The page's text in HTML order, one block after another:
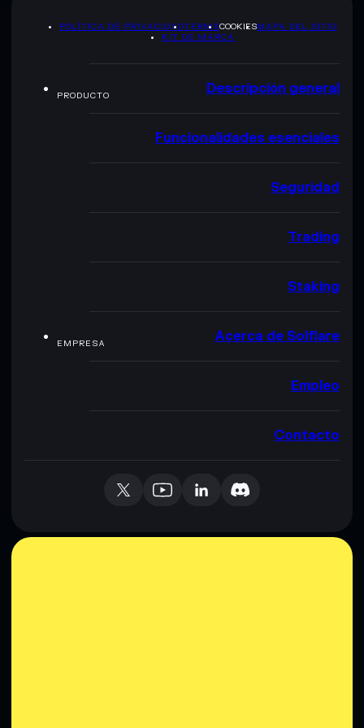
POLÍTICA DE PRIVACIDADTERMSCOOKIESMAPA DEL SITIO
KIT DE MARCA
PRODUCTO Descripción general
Funcionalidades esenciales
Seguridad
Trading
Staking
EMPRESA Acerca de Solflare
Empleo
Contacto